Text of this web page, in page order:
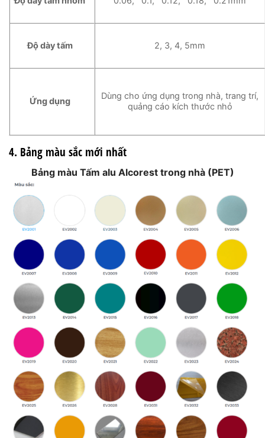
Độ dày tấm 2, 3, 4, 5mm
Ứng dụng
Dùng cho ứng dụng trong nhà, trang trí,
quảng cáo kích thước nhỏ
4. Bảng màu sắc mới nhất
Bảng màu Tấm alu Alcorest trong nhà (PET)